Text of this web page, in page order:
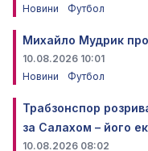
Новини
Футбол
Михайло Мудрик
10.08.2026 10:01
Новини
Футбол
Трабзонспор
за Салахом – його
10.08.2026 08:02